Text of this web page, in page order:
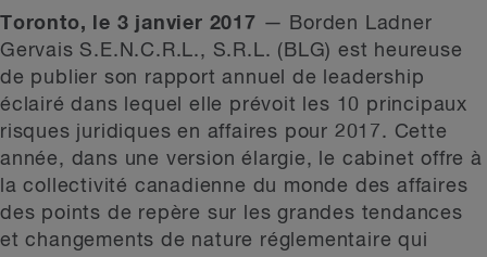
Toronto, le 3 janvier 2017 — Borden Ladner
Gervais S.E.N.C.R.L., S.R.L. (BLG) est heureuse
de publier son rapport annuel de leadership
éclairé dans lequel elle prévoit les 10 principaux
risques juridiques en affaires pour 2017. Cette
année, dans une version élargie, le cabinet offre à
la collectivité canadienne du monde des affaires
des points de repère sur les grandes tendances
et changements de nature réglementaire qui